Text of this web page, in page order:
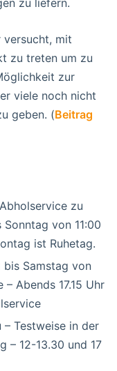
versucht, mit
zu treten um zu
zur
viele noch nicht
geben. (Beitrag
zu
von 11:00
ist Ruhetag.
bis Samstag von
Abends 17.15 Uhr
– Testweise in der
– 12-13.30 und 17